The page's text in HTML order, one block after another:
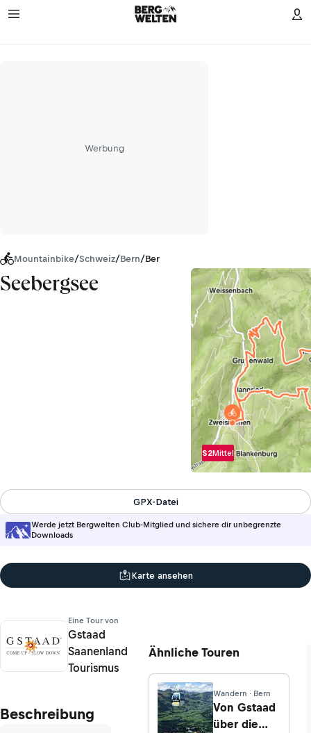
Werbung
Mountainbike/Schweiz/Bern/Berner Alpen
Seebergsee
S2Mittel
Werde jetzt Bergwelten Club-Mitglied und sichere dir unbegrenzte
Downloads
GPX-Datei
Karte ansehen
Eine Tour von
Gstaad
Saanenland
Tourismus
Beschreibung
Ähnliche Touren
Wandern · Bern
Von Gstaad
über die